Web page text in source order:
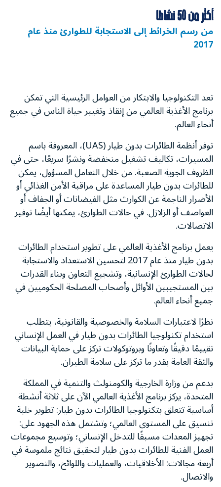
أكثر من 50 نشاطا
من رسم الخرائط إلى الاستجابة للطوارئ منذ عام
2017
تعد التكنولوجيا والابتكار من العوامل الرئيسية التي تمكن
برنامج الأغذية العالمي من إنقاذ وتغيير حياة الناس في جميع
أنحاء العالم.
توفر أنظمة الطائرات بدون طيار (UAS)، المعروفة باسم
المسيرات، تكاليف تشغيل منخفضة ونشرًا سريعًا، حتى في
الظروف الجوية الصعبة. من خلال التعامل المسؤول، يمكن
للطائرات بدون طيار المساعدة على مراقبة الأمن الغذائي أو
الأضرار الناجمة عن الكوارث مثل الفيضانات أو الجفاف أو
العواصف أو الزلازل. في حالات الطوارئ، يمكنها أيضًا توفير
الاتصالات.
يعمل برنامج الأغذية العالمي على تطوير استخدام الطائرات
بدون طيار منذ عام 2017 لتحسين الاستعداد والاستجابة
لحالات الطوارئ الإنسانية، وتشجيع التعاون وبناء القدرات
بين المستجيبين الأوائل وأصحاب المصلحة الحكوميين في
جميع أنحاء العالم.
نظرًا لاعتبارات السلامة والخصوصية والقانونية، يتطلب
استخدام تكنولوجيا الطائرات بدون طيار في العمل الإنساني
تقييمًا دقيقًا وتعاونًا وبروتوكولات تركز على حماية البيانات
والثقة العامة بقدر ما تركز على سلامة الطيران.
بدعم من وزارة الخارجية والكومنولث والتنمية في المملكة
المتحدة، يركز برنامج الأغذية العالمي الآن على ثلاثة أنشطة
أساسية تتعلق بتكنولوجيا الطائرات بدون طيار: تطوير خلية
تنسيق على المستوى العالمي؛ وتشتمل هذه الجهود على:
تجهيز المعدات مسبقًا للتدخل الإنساني؛ وتوسيع مجموعات
العمل الفنية للطائرات بدون طيار لتحقيق نتائج ملموسة في
أربعة مجالات: الأخلاقيات، والعمليات واللوائح، والتصوير
والاتصال.